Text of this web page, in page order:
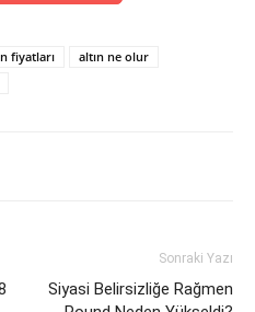
fiyatları
altın ne olur
Sonraki Yazı
Siyasi Belirsizliğe Rağmen